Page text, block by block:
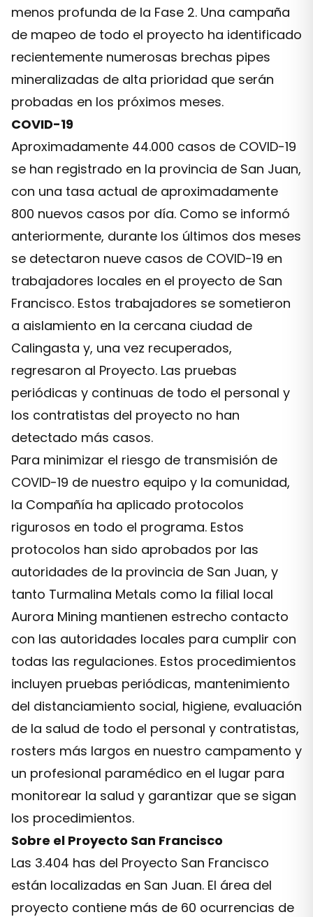
menos profunda de la Fase 2. Una campaña
de mapeo de todo el proyecto ha identificado
recientemente numerosas brechas pipes
mineralizadas de alta prioridad que serán
probadas en los próximos meses.
COVID-19
Aproximadamente 44.000 casos de COVID-19
se han registrado en la provincia de San Juan,
con una tasa actual de aproximadamente
800 nuevos casos por día. Como se informó
anteriormente, durante los últimos dos meses
se detectaron nueve casos de COVID-19 en
trabajadores locales en el proyecto de San
Francisco. Estos trabajadores se sometieron
a aislamiento en la cercana ciudad de
Calingasta y, una vez recuperados,
regresaron al Proyecto. Las pruebas
periódicas y continuas de todo el personal y
los contratistas del proyecto no han
detectado más casos.
Para minimizar el riesgo de transmisión de
COVID-19 de nuestro equipo y la comunidad,
la Compañía ha aplicado protocolos
rigurosos en todo el programa. Estos
protocolos han sido aprobados por las
autoridades de la provincia de San Juan, y
tanto Turmalina Metals como la filial local
Aurora Mining mantienen estrecho contacto
con las autoridades locales para cumplir con
todas las regulaciones. Estos procedimientos
incluyen pruebas periódicas, mantenimiento
del distanciamiento social, higiene, evaluación
de la salud de todo el personal y contratistas,
rosters más largos en nuestro campamento y
un profesional paramédico en el lugar para
monitorear la salud y garantizar que se sigan
los procedimientos.
Sobre el Proyecto San Francisco
Las 3.404 has del Proyecto San Francisco
están localizadas en San Juan. El área del
proyecto contiene más de 60 ocurrencias de